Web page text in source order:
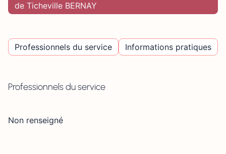
de Ticheville BERNAY
Professionnels du service Informations pratiques
Professionnels du service
Non renseigné